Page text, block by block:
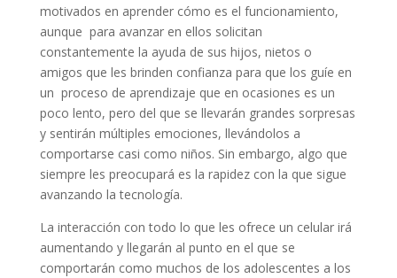
motivados en aprender cómo es el funcionamiento,
aunque para avanzar en ellos solicitan
constantemente la ayuda de sus hijos, nietos o
amigos que les brinden confianza para que los guíe en
un proceso de aprendizaje que en ocasiones es un
poco lento, pero del que se llevarán grandes sorpresas
y sentirán múltiples emociones, llevándolos a
comportarse casi como niños. Sin embargo, algo que
siempre les preocupará es la rapidez con la que sigue
avanzando la tecnología.
La interacción con todo lo que les ofrece un celular irá
aumentando y llegarán al punto en el que se
comportarán como muchos de los adolescentes a los